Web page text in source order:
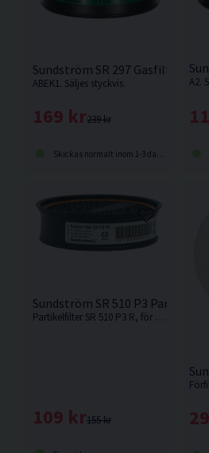
Sundström SR 297 Gasfilter
ABEK1. Säljes styckvis.
239 kr
169 kr
Skickas normalt inom 1-3 dagar
A2.
Sundström SR 510 P3
Partikelfilter SR 510 P3 R, för användning i fläkt SR 500 alternativt i Sundströms halv- eller helmasker
155 kr
109 kr